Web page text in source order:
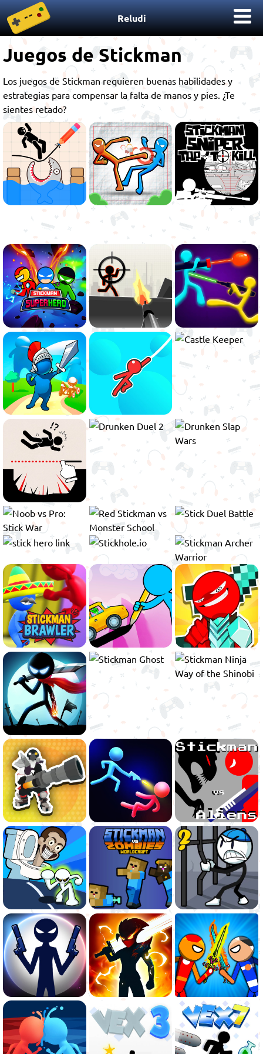
Reludi
Juegos de Stickman
Los juegos de Stickman requieren buenas habilidades y
estrategias para compensar la falta de manos y pies. ¿Te
sientes retado?